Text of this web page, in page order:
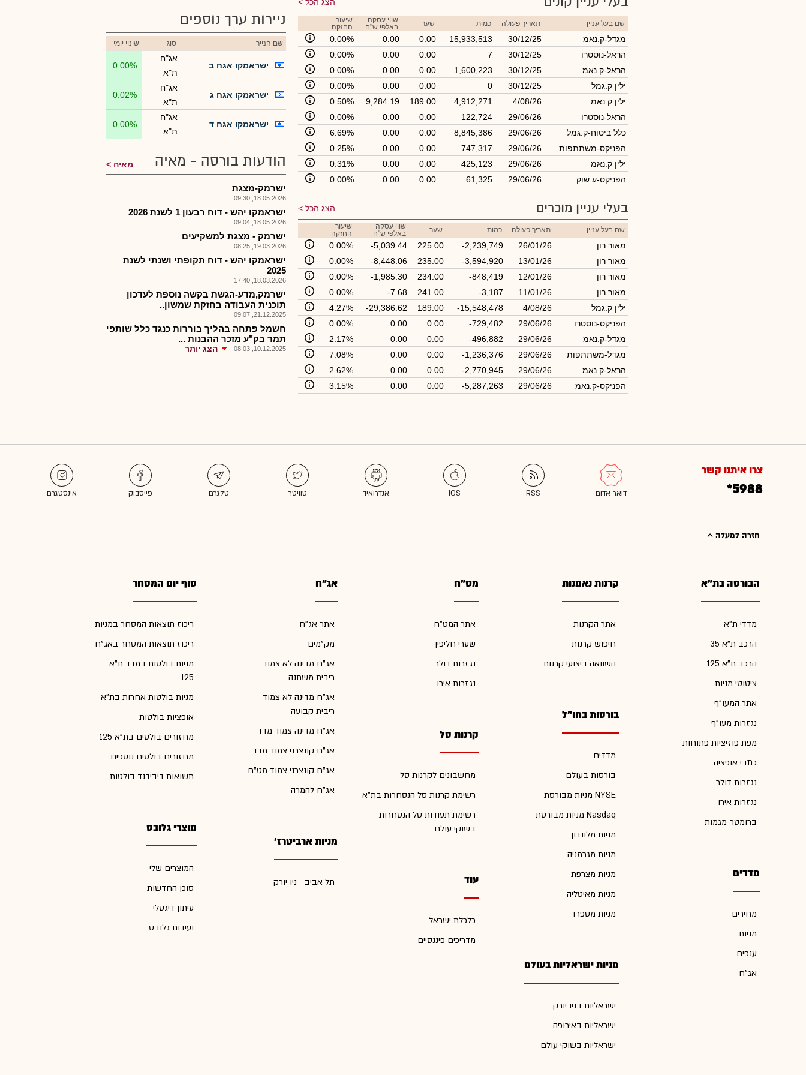
שם בעל עניין תאריך פעולה כמות שער
שווי עסקה
באלפי ש"ח
שיעור
החזקה
מגדל-ק.נאמ 30/12/25
15,933,513
0.00
0.00
0.00%
הראל-נוסטרו
30/12/25
7
0.00
0.00
0.00%
הראל-ק.נאמ
30/12/25
1,600,223
0.00
0.00
0.00%
ילין ק.גמל
30/12/25
0
0.00
0.00
0.00%
ילין ק.נאמ
4/08/26
4,912,271
189.00
9,284.19
0.50%
הראל-נוסטרו
29/06/26
122,724
0.00
0.00
0.00%
כלל ביטוח-ק.גמל
29/06/26
8,845,386
0.00
0.00
6.69%
הפניקס-משתתפות
29/06/26
747,317
0.00
0.00
0.25%
ילין ק.נאמ
29/06/26
425,123
0.00
0.00
0.31%
הפניקס-ע.שוק
29/06/26
61,325
0.00
0.00
0.00%
בעלי עניין מוכרים הצג הכל
שם בעל עניין תאריך פעולה כמות שער
שווי עסקה
באלפי ש"ח
שיעור
החזקה
מאור רון 26/01/26
-2,239,749
225.00
-5,039.44
0.00%
מאור רון
13/01/26
-3,594,920
235.00
-8,448.06
0.00%
מאור רון
12/01/26
-848,419
234.00
-1,985.30
0.00%
מאור רון
11/01/26
-3,187
241.00
-7.68
0.00%
ילין ק.גמל
4/08/26
-15,548,478
189.00
-29,386.62
4.27%
הפניקס-נוסטרו
29/06/26
-729,482
0.00
0.00
0.00%
מגדל-ק.נאמ
29/06/26
-496,882
0.00
0.00
2.17%
מגדל-משתתפות
29/06/26
-1,236,376
0.00
0.00
7.08%
הראל-ק.נאמ
29/06/26
-2,770,945
0.00
0.00
2.62%
הפניקס-ק.נאמ
29/06/26
-5,287,263
0.00
0.00
3.15%
ניירות ערך נוספים
שם הנייר סוג שינוי יומי
ישראמקו אגח ב
אג"ח
ת"א
0.00%
ישראמקו אגח ג
אג"ח
ת"א
0.02%
ישראמקו אגח ד
אג"ח
ת"א
0.00%
הודעות בורסה - מאיה מאיה
ישרמק-מצגת
18.05.2026, 09:30
ישראמקו יהש - דוח רבעון 1 לשנת 2026
18.05.2026, 09:04
ישרמק - מצגת למשקיעים
19.03.2026, 08:25
ישראמקו יהש - דוח תקופתי ושנתי לשנת
2025
18.03.2026, 17:40
ישרמק,מדע-הגשת בקשה נוספת לעדכון
תוכנית העבודה בחזקת שמשון..
21.12.2025, 09:07
חשמל פתחה בהליך בוררות כנגד כלל שותפי
תמר בק"ע מזכר ההבנות ...
10.12.2025, 08:03 הצג יותר
צרו איתנו קשר
*5988
חזרה למעלה
הבורסה בת"א
מדדי ת"א
הרכב ת"א 35
הרכב ת"א 125
ציטוטי מניות
אתר המעו"ף
נגזרות מעו"ף
מפת פוזיציות פתוחות
כתבי אופציה
נגזרות דולר
נגזרות אירו
ברומטר-מגמות
מדדים
מחירים
מניות
ענפים
אג"ח
קרנות נאמנות
אתר הקרנות
חיפוש קרנות
השוואה ביצועי קרנות
בורסות בחו"ל
מדדים
בורסות בעולם
מניות מבורסת NYSE
מניות מבורסת Nasdaq
מניות מלונדון
מניות מגרמניה
מניות מצרפת
מניות מאיטליה
מניות מספרד
מניות ישראליות בעולם
ישראליות בניו יורק
ישראליות באירופה
ישראליות בשוקי עולם
מט"ח
אתר המט"ח
שערי חליפין
נגזרות דולר
נגזרות אירו
קרנות סל
מחשבונים לקרנות סל
רשימת קרנות סל הנסחרות בת"א
רשימת תעודות סל הנסחרות
בשוקי עולם
עוד
כלכלת ישראל
מדריכים פיננסיים
אג"ח
אתר אג"ח
מק"מים
אג"ח מדינה לא צמוד
ריבית משתנה
אג"ח מדינה לא צמוד
ריבית קבועה
אג"ח מדינה צמוד מדד
אג"ח קונצרני צמוד מדד
אג"ח קונצרני צמוד מט"ח
אג"ח להמרה
מניות ארביטרז'
תל אביב - ניו יורק
סוף יום המסחר
ריכוז תוצאות המסחר במניות
ריכוז תוצאות המסחר באג"ח
מניות בולטות במדד ת"א
125
מניות בולטות אחרות בת"א
אופציות בולטות
מחזורים בולטים בת"א 125
מחזורים בולטים נוספים
תשואות דיבידנד בולטות
מוצרי גלובס
המוצרים שלי
סוכן החדשות
עיתון דיגטלי
ועידות גלובס